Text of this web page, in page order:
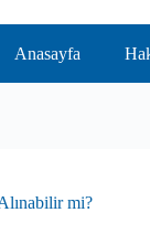
Anasayfa
mi?